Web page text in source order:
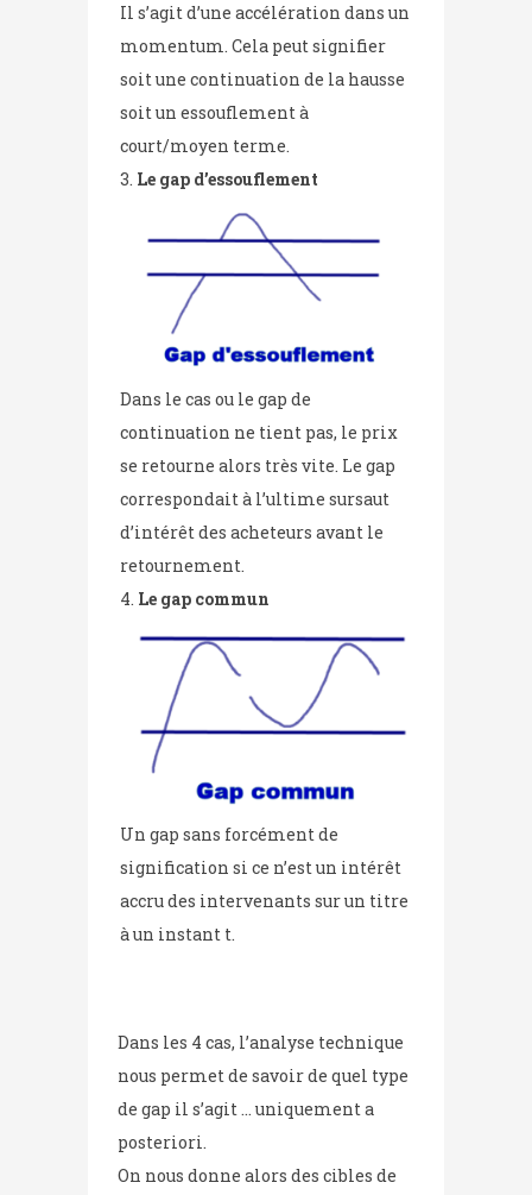
Il s’agit d’une accélération dans un
momentum. Cela peut signifier
soit une continuation de la hausse
soit un essouflement à
court/moyen terme.
Le gap d’essouflement
Dans le cas ou le gap de
continuation ne tient pas, le prix
se retourne alors très vite. Le gap
correspondait à l’ultime sursaut
d’intérêt des acheteurs avant le
retournement.
Le gap commun
Un gap sans forcément de
signification si ce n’est un intérêt
accru des intervenants sur un titre
à un instant t.
Dans les 4 cas, l’analyse technique
nous permet de savoir de quel type
de gap il s’agit … uniquement a
posteriori.
On nous donne alors des cibles de